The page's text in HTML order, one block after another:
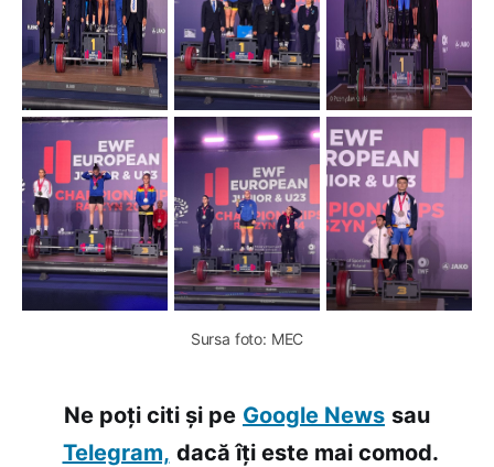
Sursa foto: MEC
Ne poți citi și pe Google News sau
Telegram, dacă îți este mai comod.